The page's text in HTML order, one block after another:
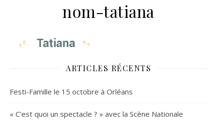
nom-tatiana
ARTICLES RÉCENTS
Festi-Famille le 15 octobre à Orléans
« C’est quoi un spectacle ? » avec la Scène Nationale